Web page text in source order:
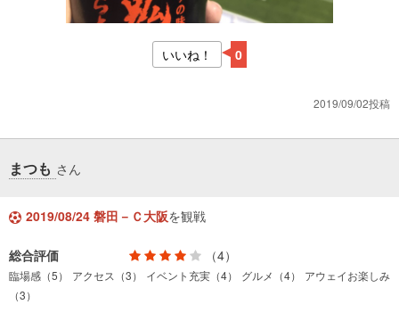
いいね！ 0
2019/09/02投稿
まつも さん
2019/08/24 磐田－Ｃ大阪を観戦
総合評価 （4）
臨場感（5） アクセス（3） イベント充実（4） グルメ（4）
アウェイお楽しみ
（3）